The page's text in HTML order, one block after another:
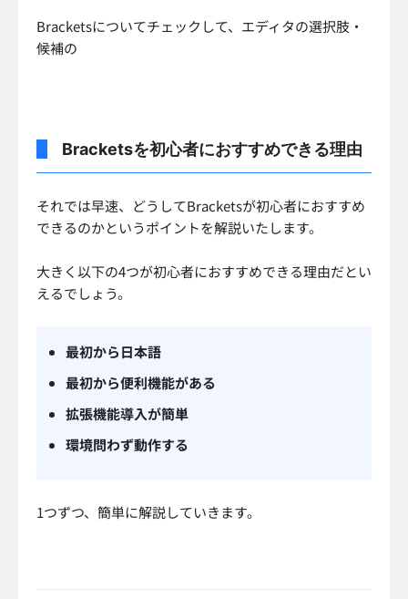
Bracketsについてチェックして、エディタの選択肢・
候補の
Bracketsを初心者におすすめできる理由
それでは早速、どうしてBracketsが初心者におすすめ
できるのかというポイントを解説いたします。
大きく以下の4つが初心者におすすめできる理由だとい
えるでしょう。
最初から日本語
最初から便利機能がある
拡張機能導入が簡単
環境問わず動作する
1つずつ、簡単に解説していきます。